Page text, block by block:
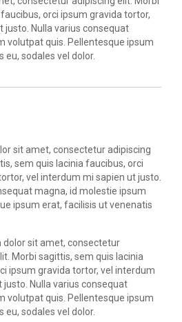
orci ipsum gravida tortor,
justo. Nulla varius consequat
volutpat quis. Pellentesque ipsum
sodales vel dolor.
sit amet, consectetur adipiscing
sem quis lacinia faucibus, orci
vel interdum mi sapien ut justo.
magna, id molestie ipsum
ipsum erat, facilisis ut venenatis
dolor sit amet, consectetur
Morbi sagittis, sem quis lacinia
ipsum gravida tortor, vel interdum
justo. Nulla varius consequat
volutpat quis. Pellentesque ipsum
sodales vel dolor.